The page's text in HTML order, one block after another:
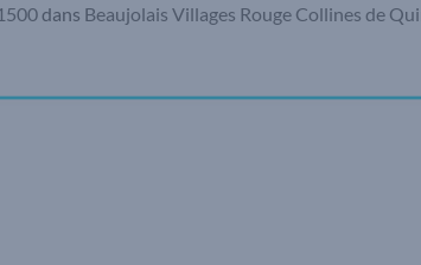
dans Beaujolais Villages Rouge Collines de